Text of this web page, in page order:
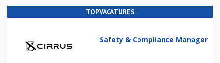
TOPVACATURES
Safety & Compliance Manager